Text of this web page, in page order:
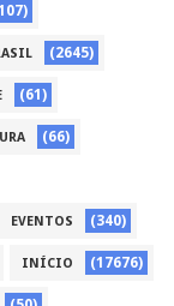
(2645)
(61)
(66)
EVENTOS (340)
INÍCIO (17676)